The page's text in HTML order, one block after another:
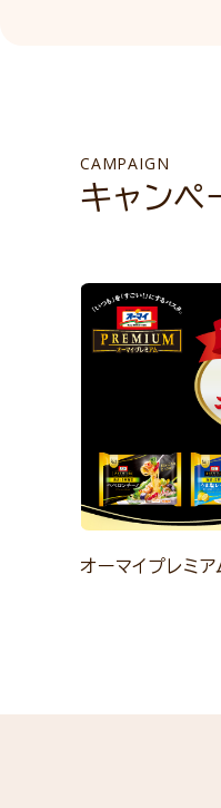
CAMPAIGN
キャンペ
オーマイプレミ